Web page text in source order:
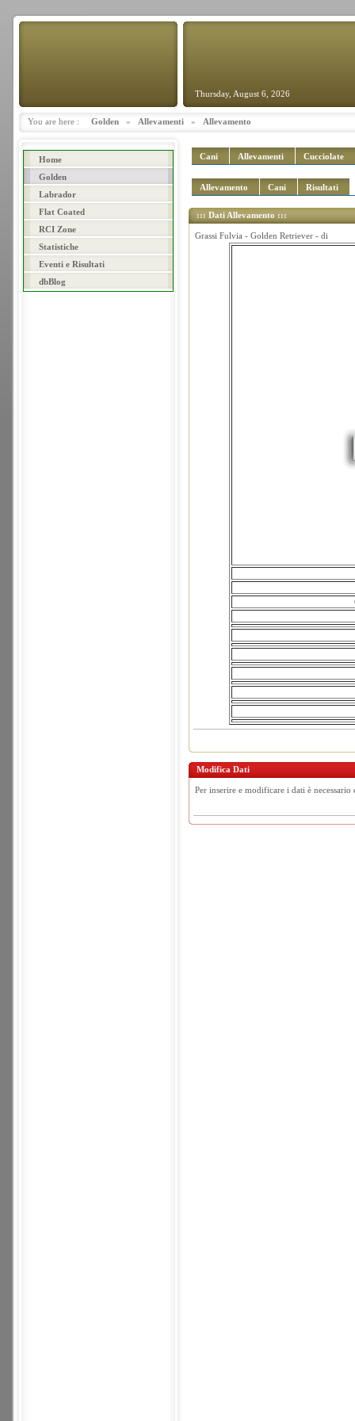
Thursday, August 6, 2026
You are here : Golden » Allevamenti » Allevamento
Home
Golden
Labrador
Flat Coated
RCI Zone
Statistiche
Eventi e Risultati
dbBlog
Cani Allevamenti Cucciolate
Allevamento Cani Risultati
::: Dati Allevamento :::
Grassi Fulvia - Golden Retriever - di
Modifica Dati
Per inserire e modificare i dati è necessario